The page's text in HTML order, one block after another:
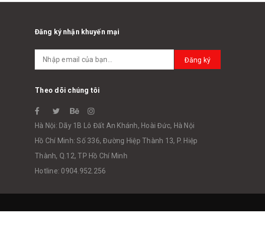
Đăng ký nhận khuyến mại
Đăng ký
Theo dõi chúng tôi
Hà Nội: Dãy 1B Lô Đất An Khánh, Hoài Đức, Hà Nội
Hồ Chí Minh: Số 336, Đường Hiệp Thành 13, P. Hiệp
Thành, Q.12, TP Hồ Chí Minh
Hotline: 0904.952.256